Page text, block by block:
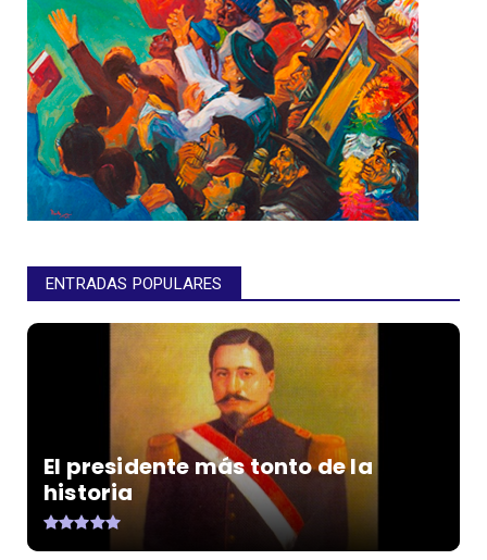
ENTRADAS POPULARES
El presidente más tonto de la
historia